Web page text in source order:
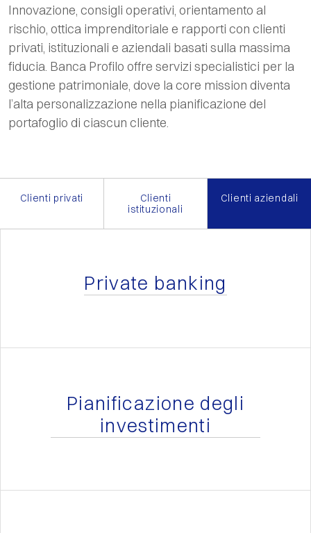
Innovazione, consigli operativi, orientamento al
rischio, ottica imprenditoriale e rapporti con clienti
privati, istituzionali e aziendali basati sulla massima
fiducia. Banca Profilo offre servizi specialistici per la
gestione patrimoniale, dove la core mission diventa
l’alta personalizzazione nella pianificazione del
portafoglio di ciascun cliente.
Clienti privati
Clienti
istituzionali
Clienti aziendali
Private banking
Pianificazione degli
investimenti